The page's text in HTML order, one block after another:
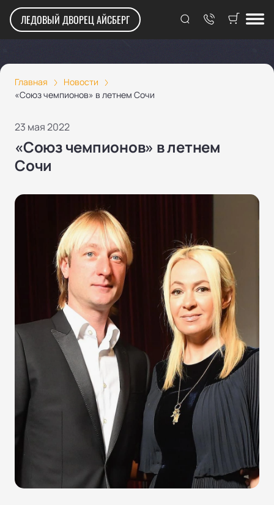
ЛЕДОВЫЙ ДВОРЕЦ АЙСБЕРГ
Главная
Новости
«Союз чемпионов» в летнем Сочи
23 мая 2022
«Союз чемпионов» в летнем
Сочи